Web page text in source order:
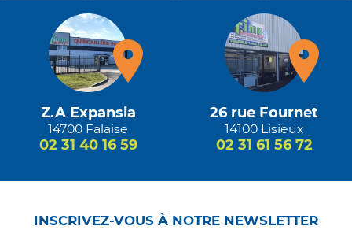
Z.A Expansia
14700 Falaise
02 31 40 16 59
26 rue Fournet
14100 Lisieux
02 31 61 56 72
INSCRIVEZ-VOUS À NOTRE NEWSLETTER